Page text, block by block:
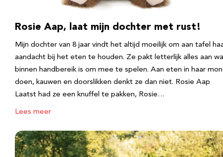
Rosie Aap, laat mijn dochter met rust!
Mijn dochter van 8 jaar vindt het altijd moeilijk om aan tafel
aandacht bij het eten te houden. Ze pakt letterlijk alles aan
binnen handbereik is om mee te spelen. Aan eten in haar
doen, kauwen en doorslikken denkt ze dan niet. Rosie Aap
Laatst had ze een knuffel te pakken, Rosie…
Lees meer